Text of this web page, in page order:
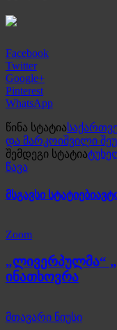
Facebook
Twitter
Google+
Pinterest
WhatsApp
წინა სტატია
და მარკოიშვილი
შემდეგი სტატია
წავა
მსგავსი სტატიები
Zoom
„ლივერპულმა“
ინათხოვრა
მთავარი ნიუსი